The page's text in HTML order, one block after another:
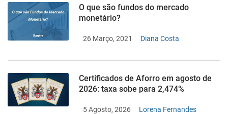
O que são fundos do mercado
monetário?
26 Março, 2021 Diana Costa
Certificados de Aforro em agosto de
2026: taxa sobe para 2,474%
5 Agosto, 2026 Lorena Fernandes